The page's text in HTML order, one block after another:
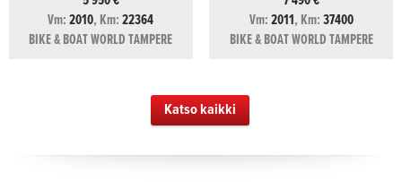
Vm:2010, Km:22364
BIKE & BOAT WORLD TAMPERE
Vm:2011, Km:37400
BIKE & BOAT WORLD TAMPERE
Katso kaikki